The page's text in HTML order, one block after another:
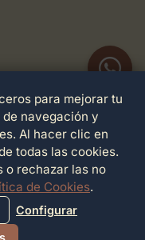
para mejorar tu
navegación y
Al hacer clic en
todas las cookies.
o rechazar las no
de Cookies.
Configurar